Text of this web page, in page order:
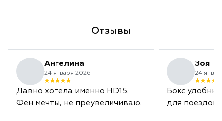
Отзывы
Ангелина
24 января 2026
Давно хотела именно HD15.
Фен мечты, не преувеличиваю.
Зоя
24
Бокс
для поездок.